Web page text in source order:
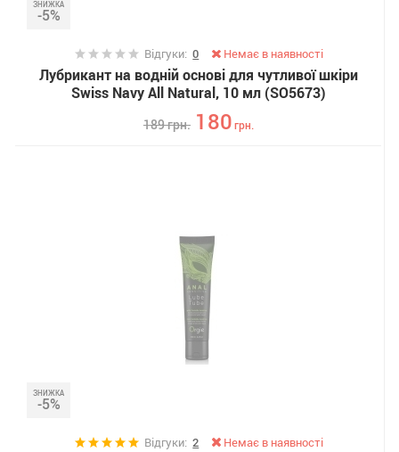
ЗНИЖКА
-5%
Відгуки:0 Немає в наявності
Лубрикант на водній основі для чутливої ​​шкіри
Swiss Navy All Natural, 10 мл (SO5673)
189грн. 180грн.
ЗНИЖКА
-5%
Відгуки:2 Немає в наявності